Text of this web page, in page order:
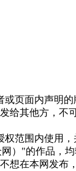
或页面内声明
给其他方，不
范围内使用
）"的作品，
想在本网发布